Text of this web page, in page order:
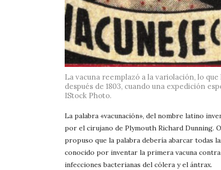
La vacuna reemplazó a la variolación, lo
después de 1803, cuando una expedición
IStock Photo.
La palabra «vacunación», del nombre latino
por el cirujano de Plymouth Richard Dunning.
propuso que la palabra debería abarcar todas
conocido por inventar la primera vacuna
infecciones bacterianas del cólera y el ántrax.